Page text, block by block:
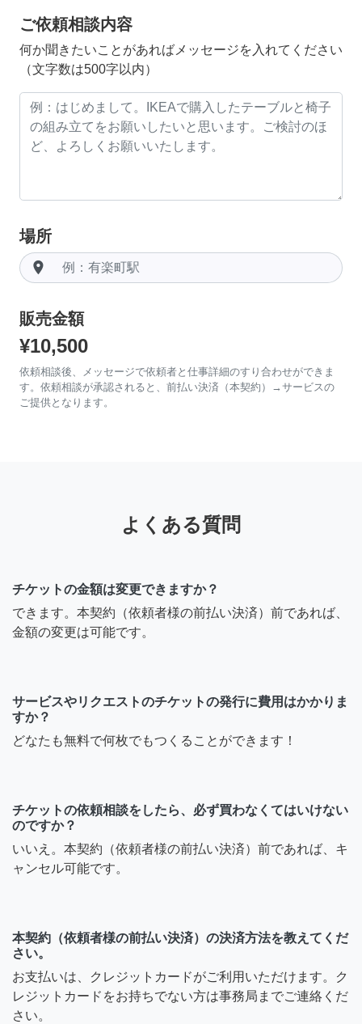
ご依頼相談内容
何か聞きたいことがあればメッセージを入れてください
（文字数は500字以内）
場所
room
販売金額
¥10,500
依頼相談後、メッセージで依頼者と仕事詳細のすり合わせができま
す。依頼相談が承認されると、前払い決済（本契約）→サービスの
ご提供となります。
よくある質問
チケットの金額は変更できますか？
できます。本契約（依頼者様の前払い決済）前であれば、
金額の変更は可能です。
サービスやリクエストのチケットの発行に費用はかかりま
すか？
どなたも無料で何枚でもつくることができます！
チケットの依頼相談をしたら、必ず買わなくてはいけない
のですか？
いいえ。本契約（依頼者様の前払い決済）前であれば、キ
ャンセル可能です。
本契約（依頼者様の前払い決済）の決済方法を教えてくだ
さい。
お支払いは、クレジットカードがご利用いただけます。ク
レジットカードをお持ちでない方は事務局までご連絡くだ
さい。